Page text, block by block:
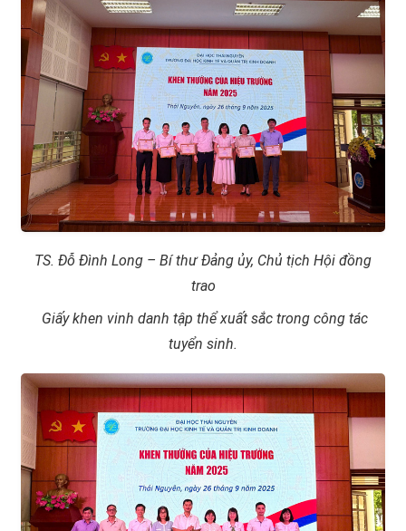
TS. Đỗ Đình Long – Bí thư Đảng ủy, Chủ tịch Hội đồng
trao
Giấy khen vinh danh tập thể xuất sắc trong công tác
tuyển sinh.